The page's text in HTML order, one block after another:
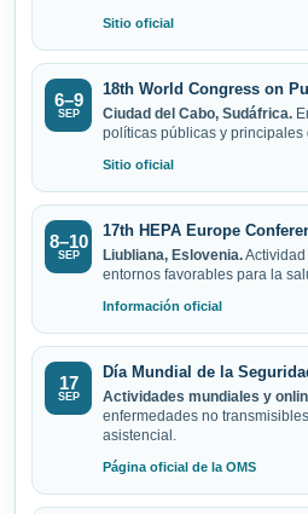
Sitio oficial
6–9
SEP
18th World Congress on
Ciudad del Cabo, Sudáfrica.
políticas públicas y principales
Sitio oficial
8–10
SEP
17th HEPA Europe
Liubliana, Eslovenia.
entornos favorables para la
Información oficial
17
SEP
Día Mundial de la
Actividades mundiales y
enfermedades no
asistencial.
Página oficial de la OMS